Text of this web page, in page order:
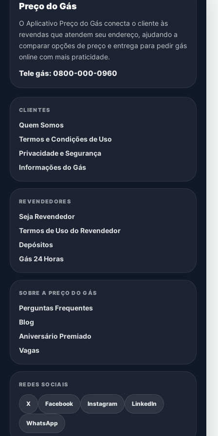
Preço do Gás
O Aplicativo Preço do Gás conecta o cliente às
revendas que atendem seu endereço, ajudando a
comparar opções de preço e entrega para pedir gás
online com mais praticidade.
Tele gás: 0800-000-0960
CLIENTES
Quem Somos
Termos e Condições de Uso
Privacidade e Segurança
Informações do Gás
REVENDEDORES
Seja Revendedor
Termos de Uso do Revendedor
Depósitos
Gás 24 Horas
SOBRE A PREÇO DO GÁS
Perguntas Frequentes
Blog
Aniversário Premiado
Vagas
REDES SOCIAIS
X Facebook Instagram LinkedIn
WhatsApp